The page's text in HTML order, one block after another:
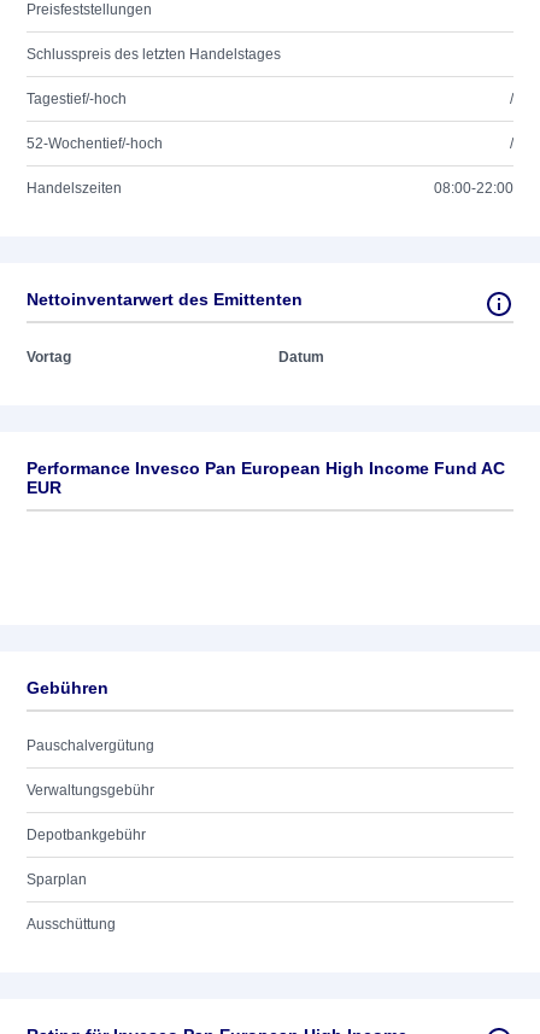
Preisfeststellungen
Schlusspreis des letzten Handelstages
Tagestief/-hoch /
52-Wochentief/-hoch /
Handelszeiten 08:00-22:00
Nettoinventarwert des Emittenten
Vortag Datum
Performance Invesco Pan European High Income Fund AC
EUR
Gebühren
Pauschalvergütung
Verwaltungsgebühr
Depotbankgebühr
Sparplan
Ausschüttung